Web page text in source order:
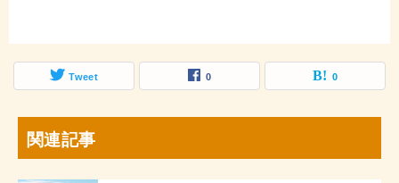
Tweet 0 0
関連記事